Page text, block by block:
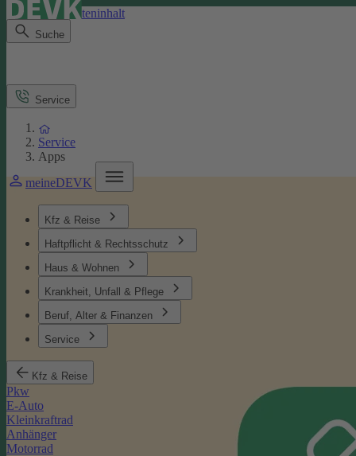
Direkt zum Seiteninhalt
Suche
meineDEVK
Kfz & Reise
Haftpflicht & Rechtsschutz
Haus & Wohnen
Krankheit, Unfall & Pflege
Beruf, Alter & Finanzen
Service
Kfz & Reise
Pkw
E-Auto
Kleinkraftrad
Anhänger
Motorrad
Service
Service
Apps